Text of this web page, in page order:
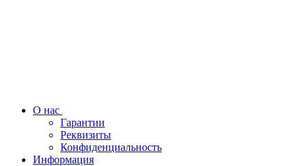
О нас
Гарантии
Реквизиты
Конфиденциальность
Информация